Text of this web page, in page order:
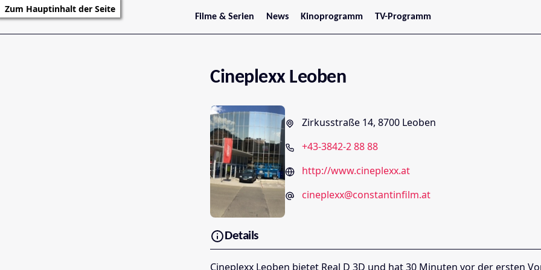
Zum Hauptinhalt der Seite
Filme & Serien
Trailer
Serienarchiv
News
Stars
Kinoprogramm
Jetzt im Kino
Niederösterreich
Oberösterreich
Salzburg
Vorarlberg
TV-Programm
Cineplexx Leoben
Zirkusstraße 14, 8700 Leoben
+43-3842-2 88 88
http://www.cineplexx.at
cineplexx@constantinfilm.at
Details
Cineplexx Leoben bietet Real D 3D und hat 30 Minuten vor der ersten